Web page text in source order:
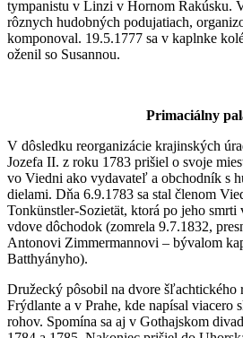
tympanistu v Linzi v Hornom Rakúsku.
rôznych hudobných podujatiach,
komponoval. 19.5.1777 sa v kaplnke
oženil so Susannou.
Primaciálny
V dôsledku reorganizácie krajinských
Jozefa II. z roku 1783 prišiel o svoje
vo Viedni ako vydavateľ a obchodník s
dielami. Dňa 6.9.1783 sa stal členom
Tonkünstler-Sozietät, ktorá po jeho
vdove dôchodok (zomrela 9.7.1832,
Antonovi Zimmermannovi – bývalom
Batthyányho).
Družecký pôsobil na dvore šľachtického
Frýdlante a v Prahe, kde napísal viacero
rohov. Spomína sa aj v Gothajskom